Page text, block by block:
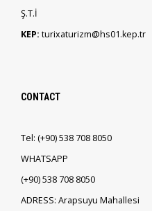
Ş.T.İ
KEP: turixaturizm@hs01.kep.tr
CONTACT
Tel: (+90)538 708 8050
WHATSAPP
(+90)538 708 8050
ADRESS: Arapsuyu Mahallesi